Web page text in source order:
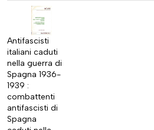
Antifascisti
italiani caduti
nella guerra di
Spagna 1936-
1939 :
combattenti
antifascisti di
Spagna